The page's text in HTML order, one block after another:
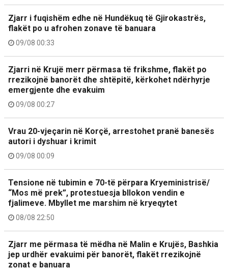
Zjarr i fuqishëm edhe në Hundëkuq të Gjirokastrës,
flakët po u afrohen zonave të banuara
09/08 00:33
Zjarri në Krujë merr përmasa të frikshme, flakët po
rrezikojnë banorët dhe shtëpitë, kërkohet ndërhyrje
emergjente dhe evakuim
09/08 00:27
Vrau 20-vjeçarin në Korçë, arrestohet pranë banesës
autori i dyshuar i krimit
09/08 00:09
Tensione në tubimin e 70-të përpara Kryeministrisë/
“Mos më prek”, protestuesja bllokon vendin e
fjalimeve. Mbyllet me marshim në kryeqytet
08/08 22:50
Zjarr me përmasa të mëdha në Malin e Krujës, Bashkia
jep urdhër evakuimi për banorët, flakët rrezikojnë
zonat e banuara